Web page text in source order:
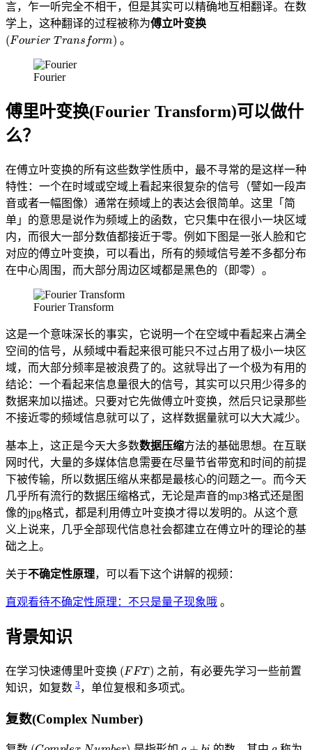
言，乍一听完全不相干，但是其实可以精确地互相翻译。在数
学上，这种翻译的过程被称为傅立叶变换
(Fourier Transform 。
Fourier
傅里叶变换(Fourier Transform)可以做什
么？
在傅立叶变换的所有这些数学性质中，最不寻常的是这样一种
特性：一个在时域或空域上看起来很复杂的信号（譬如一段声
音或者一幅图像）通常在频域上的表达会很简单。这里「简
单」的意思是说作为频域上的函数，它只集中在很小一块区域
内，而很大一部分数值都接近于零。例如下图是一张人脸和它
对应的傅立叶变换，可以看出，所有的频域信号差不多都分布
在中心周围，而大部分周边区域都是黑色的（即零）。
Fourier Transform
这是一个意味深长的事实，它说明一个在空域中看起来占满全
空间的信号，从频域中看起来很可能只不过占用了极小一块区
域，而大部分频率是被浪费了的。这就导出了一个极为有用的
结论：一个看起来信息量很大的信号，其实可以只用少得多的
数据来加以描述。只要对它先做傅立叶变换，然后只记录那些
不接近零的频域信息就可以了，这样数据量就可以大大减少。
基本上，这正是今天大多数数据压缩方法的基础思想。在互联
网时代，大量的多媒体信息需要在尽量节省带宽和时间的前提
下被传输，所以数据压缩从来都是最核心的问题之一。而今天
几乎所有流行的数据压缩格式，无论是声音的mp3格式还是图
像的jpg格式，都是利用傅立叶变换才得以发明的。从这个意
义上说来，几乎全部现代信息社会都建立在傅立叶的理论的基
础之上。
关于不确定性原理，可以看下这个讲解的视频：
直观看待不确定性原理：不只是量子现象哦 。
背景知识
在学习快速傅里叶变换 (FFT)
之前，有必要先学习一些前置
知识，如复数 3 ，单位复根和多项式。
复数(Complex Number)
(Complex Number b i